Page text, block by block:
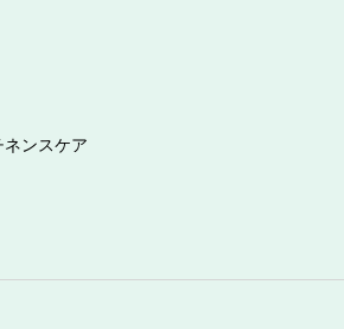
ンスケア